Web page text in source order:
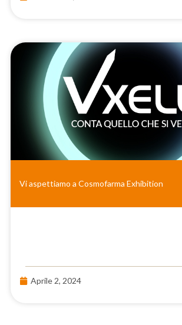
Vi aspettiamo a Cosmofarma Exhibition
Aprile 2, 2024